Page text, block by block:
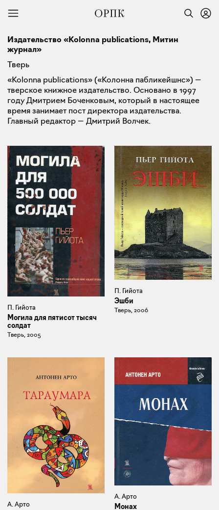
Издательство «Kolonna publications, Митин
журнал»
Тверь
«Kolonna publications» («Колонна пабликейшнс») —
тверское книжное издательство. Основано в 1997
году Дмитрием Боченковым, который в настоящее
время занимает пост директора издательства.
Главный редактор — Дмитрий Волчек.
П. Гийота
Могила для пятисот тысяч
солдат
Тверь, 2005
П. Гийота
Эшби
Тверь, 2006
А. Арто
А. Арто
Монах